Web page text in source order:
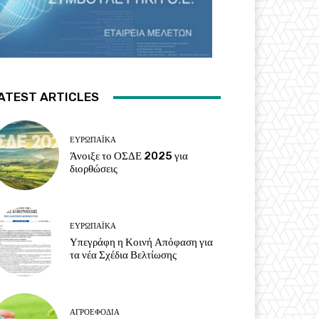
ARTICLES
ΕΥΡΩΠΑΪΚΆ
Άνοιξε το ΟΣΔΕ 2025 για
διορθώσεις
ΕΥΡΩΠΑΪΚΆ
Υπεγράφη η Κοινή Απόφαση για
τα νέα Σχέδια Βελτίωσης
ΑΓΡΟΕΦΌΔΙΑ